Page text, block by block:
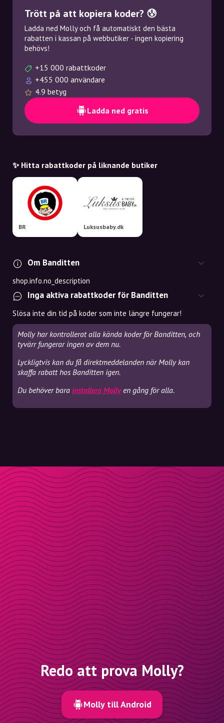
Trött på att kopiera koder? 😰
Ladda ned Molly och få automatiskt den bästa
rabatten i kassan på webbutiker - ingen kopiering
behövs!
+15 000 rabattkoder
+455 000 användare
4.9 betyg
Ladda ned gratis
✨ Hitta rabattkoder på liknande butiker
BR Luksusbaby.dk
Om Banditten
shop.info.no_description
Inga aktiva rabattkoder för Banditten
Slösa inte din tid på koder som inte längre fungerar!
Molly har kontrollerat alla kända koder för Banditten, och
tyvärr fungerar ingen av dem nu.
Lyckligtvis kan du få direktmeddelanden när Molly kan
skaffa rabatt hos Banditten igen.
Du behöver bara installera Mollyen gång för alla.
Redo att prova Molly?
Molly till Android